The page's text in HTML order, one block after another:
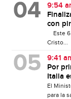
9:54
con
Este 6
Cristo...
9:41
Por
Italia
El
para la